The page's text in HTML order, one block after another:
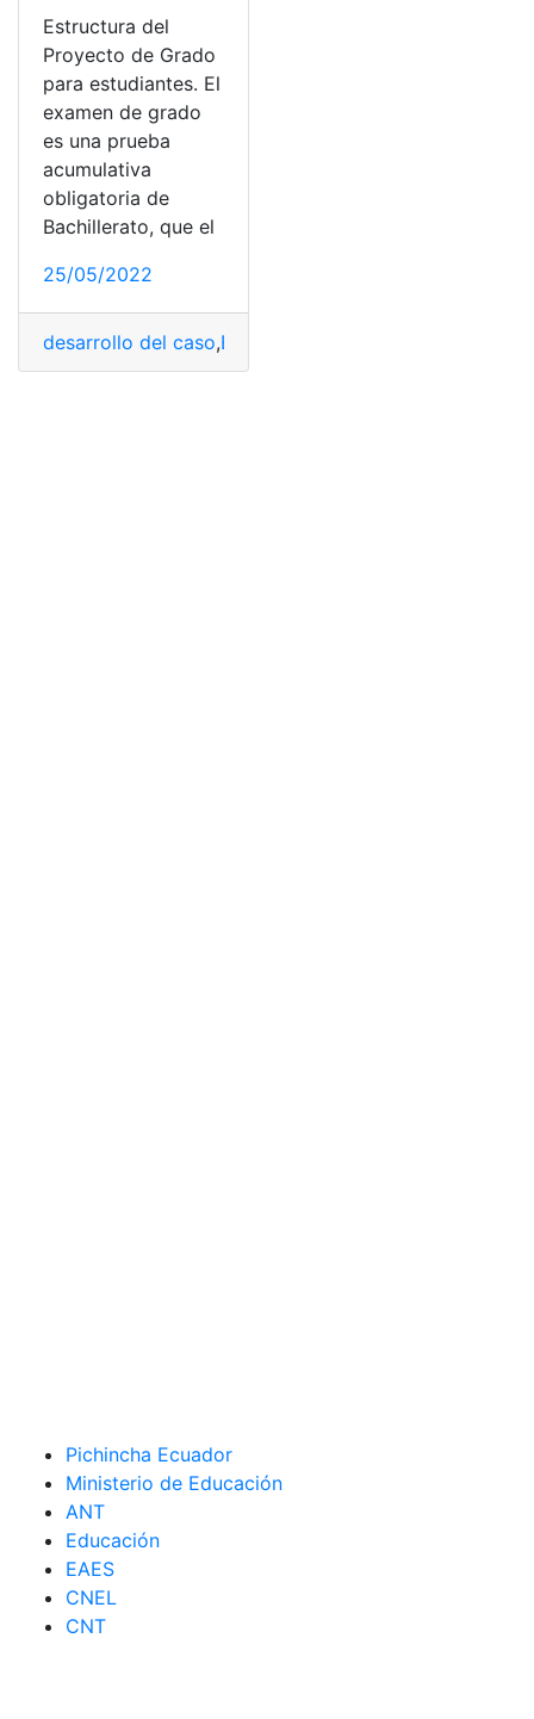
Estructura del
Proyecto de Grado
para estudiantes. El
examen de grado
es una prueba
acumulativa
obligatoria de
Bachillerato, que el
25/05/2022
desarrollo del caso,Educación
Pichincha Ecuador
Ministerio de Educación
ANT
Educación
EAES
CNEL
CNT